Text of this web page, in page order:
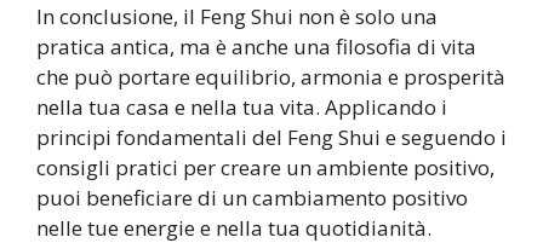
In conclusione, il Feng Shui non è solo una
pratica antica, ma è anche una filosofia di vita
che può portare equilibrio, armonia e prosperità
nella tua casa e nella tua vita. Applicando i
principi fondamentali del Feng Shui e seguendo i
consigli pratici per creare un ambiente positivo,
puoi beneficiare di un cambiamento positivo
nelle tue energie e nella tua quotidianità.